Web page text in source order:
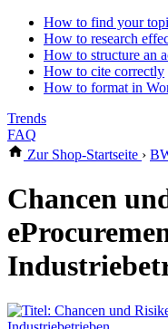
How to find your
How to research
How to structure an
How to cite correctly
How to format in
Trends
FAQ
Zur Shop-Startseite ›
Chancen